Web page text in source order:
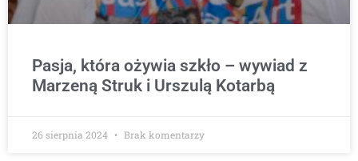
Pasja, która ożywia szkło – wywiad z
Marzeną Struk i Urszulą Kotarbą
26 sierpnia 2024 Brak komentarzy